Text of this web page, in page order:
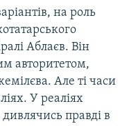
на роль
Аблаєв. Він
авторитетом,
Але ті часи
У реаліях
правді в